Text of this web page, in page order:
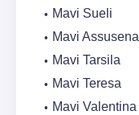
Mavi Sueli
Mavi Assusena
Mavi Tarsila
Mavi Teresa
Mavi Valentina